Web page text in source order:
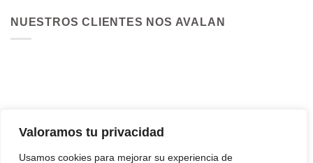
Valoramos tu privacidad
Usamos cookies para mejorar su experiencia de
NUESTROS CLIENTES NOS AVALAN